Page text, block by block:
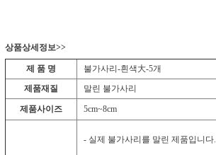
상품상세정보>>
제 품 명
불가사리-흰색大-5개
제품재질
말린 불가사리
제품사이즈 5cm~8cm
- 실제 불가사리를 말린 제품입니다.